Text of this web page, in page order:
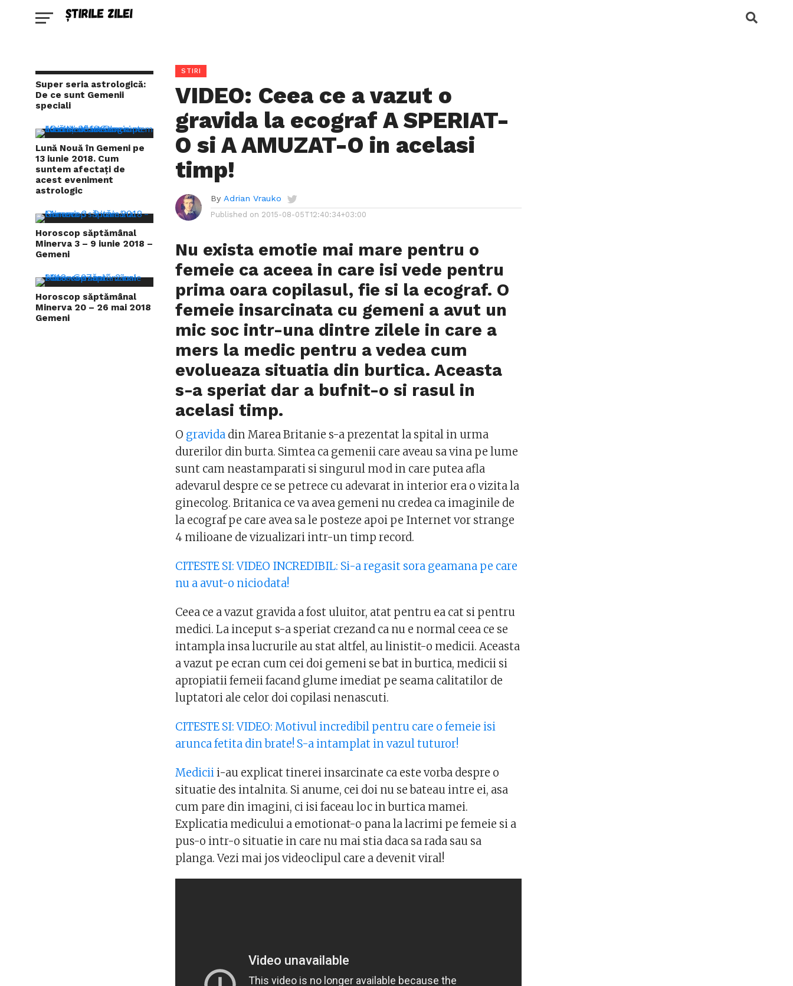
Super seria astrologică:
De ce sunt Gemenii
speciali
Lună Nouă în Gemeni pe
13 iunie 2018. Cum
suntem afectați de
acest eveniment
astrologic
Horoscop săptămânal
Minerva 3 – 9 iunie 2018 –
Gemeni
Horoscop săptămânal
Minerva 20 – 26 mai 2018
Gemeni
STIRI
VIDEO: Ceea ce a vazut o
gravida la ecograf A SPERIAT-
O si A AMUZAT-O in acelasi
timp!
By Adrian Vrauko
Published on 2015-08-05T12:40:34+03:00
Nu exista emotie mai mare pentru o
femeie ca aceea in care isi vede pentru
prima oara copilasul, fie si la ecograf. O
femeie insarcinata cu gemeni a avut un
mic soc intr-una dintre zilele in care a
mers la medic pentru a vedea cum
evolueaza situatia din burtica. Aceasta
s-a speriat dar a bufnit-o si rasul in
acelasi timp.
O gravida din Marea Britanie s-a prezentat la spital in urma
durerilor din burta. Simtea ca gemenii care aveau sa vina pe lume
sunt cam neastamparati si singurul mod in care putea afla
adevarul despre ce se petrece cu adevarat in interior era o vizita la
ginecolog. Britanica ce va avea gemeni nu credea ca imaginile de
la ecograf pe care avea sa le posteze apoi pe Internet vor strange
4 milioane de vizualizari intr-un timp record.
CITESTE SI: VIDEO INCREDIBIL: Si-a regasit sora geamana pe care
nu a avut-o niciodata!
Ceea ce a vazut gravida a fost uluitor, atat pentru ea cat si pentru
medici. La inceput s-a speriat crezand ca nu e normal ceea ce se
intampla insa lucrurile au stat altfel, au linistit-o medicii. Aceasta
a vazut pe ecran cum cei doi gemeni se bat in burtica, medicii si
apropiatii femeii facand glume imediat pe seama calitatilor de
luptatori ale celor doi copilasi nenascuti.
CITESTE SI: VIDEO: Motivul incredibil pentru care o femeie isi
arunca fetita din brate! S-a intamplat in vazul tuturor!
Mediciii-au explicat tinerei insarcinate ca este vorba despre o
situatie des intalnita. Si anume, cei doi nu se bateau intre ei, asa
cum pare din imagini, ci isi faceau loc in burtica mamei.
Explicatia medicului a emotionat-o pana la lacrimi pe femeie si a
pus-o intr-o situatie in care nu mai stia daca sa rada sau sa
planga. Vezi mai jos videoclipul care a devenit viral!